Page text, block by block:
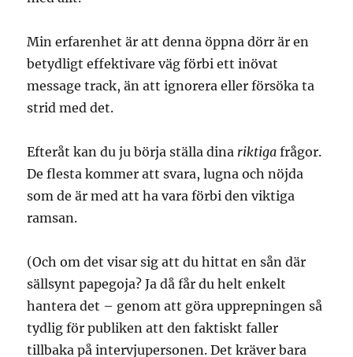
Min erfarenhet är att denna öppna dörr är en
betydligt effektivare väg förbi ett inövat
message track, än att ignorera eller försöka ta
strid med det.
Efteråt kan du ju börja ställa dina riktiga frågor.
De flesta kommer att svara, lugna och nöjda
som de är med att ha vara förbi den viktiga
ramsan.
(Och om det visar sig att du hittat en sån där
sällsynt papegoja? Ja då får du helt enkelt
hantera det – genom att göra upprepningen så
tydlig för publiken att den faktiskt faller
tillbaka på intervjupersonen. Det kräver bara